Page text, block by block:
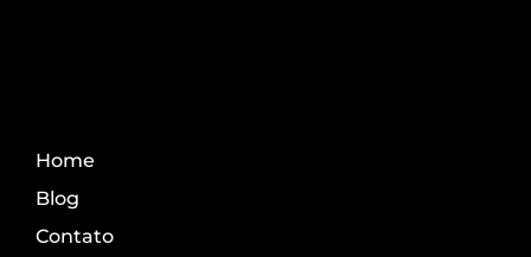
Home
Blog
Contato